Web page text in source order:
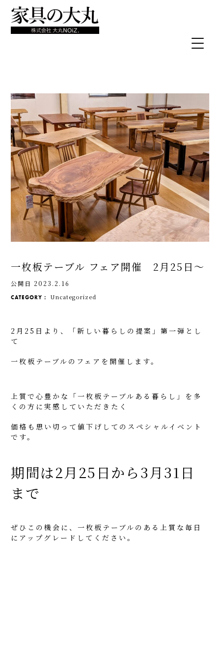
一枚板テーブル フェア開催 2月25日～
公開日 2023.2.16
CATEGORY： Uncategorized
2月25日より、「新しい暮らしの提案」第一弾とし
て
一枚板テーブルのフェアを開催します。
上質で心豊かな「一枚板テーブルある暮らし」を多
くの方に実感していただきたく
価格も思い切って値下げしてのスペシャルイベント
です。
期間は2月25日から3月31日
まで
ぜひこの機会に、一枚板テーブルのある上質な毎日
にアップグレードしてください。